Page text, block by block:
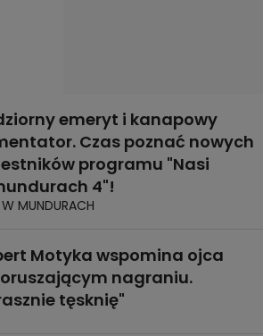
emeryt i kanapowy
Czas poznać nowych
programu "Nasi
4"!
MUNDURACH
Motyka wspomina ojca
nagraniu.
tęsknię"